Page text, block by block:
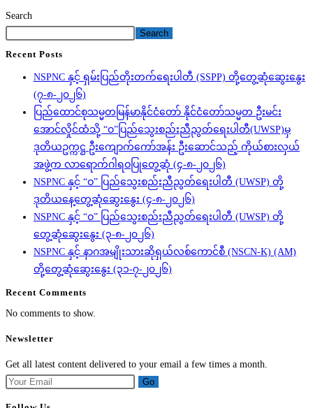
Search
Search
Recent Posts
NSPNC နှင့် ရှမ်းပြည်တိုးတက်ရေးပါတီ (SSPP) တို့တွေ့ဆုံဆွေးနွေး
(၇-၈-၂၀၂၆)
ပြည်ထောင်စုသမ္မတမြန်မာနိုင်ငံတော် နိုင်ငံတော်သမ္မတ ဦးမင်း
အောင်လှိုင်ထံသို့ “ဝ”ပြည်သွေးစည်းညီညွတ်ရေးပါတီ(UWSP)မှ
ဒုတိယဥက္ကဋ္ဌ ဦးကျောက်ကော်အန်း ဦးဆောင်သည့် ကိုယ်စားလှယ်
အဖွဲ့က လာရောက်ဂါရဝပြုတွေ့ဆုံ (၄-၈-၂၀၂၆)
NSPNC နှင့် “ဝ” ပြည်သွေးစည်းညီညွတ်ရေးပါတီ (UWSP) တို့
ဒုတိယနေ့တွေ့ဆုံဆွေးနွေး (၄-၈-၂၀၂၆)
NSPNC နှင့် “ဝ” ပြည်သွေးစည်းညီညွတ်ရေးပါတီ (UWSP) တို့
တွေ့ဆုံဆွေးနွေး (၃-၈-၂၀၂၆)
NSPNC နှင့် နာဂအမျိုးသားဆိုရှယ်လစ်ကောင်စီ (NSCN-K) (AM)
တို့တွေ့ဆုံဆွေးနွေး (၃၁-၇-၂၀၂၆)
Recent Comments
No comments to show.
Newsletter
Get all latest content delivered to your email a few times a month.
Go